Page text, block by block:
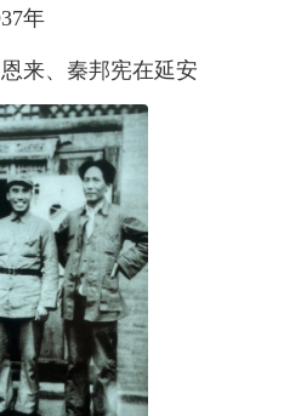
年
来、秦邦宪在延安